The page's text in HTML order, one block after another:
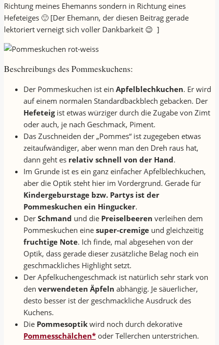
Richtung meines Ehemanns sondern in Richtung eines
Hefeteiges 🙂 [Der Ehemann, der diesen Beitrag gerade
lektoriert verneigt sich voller Dankbarkeit 😉 ]
Beschreibungs des Pommeskuchens:
Der Pommeskuchen ist ein Apfelblechkuchen. Er wird
auf einem normalen Standardbackblech gebacken. Der
Hefeteigist etwas würziger durch die Zugabe von Zimt
oder auch, je nach Geschmack, Piment.
Das Zuschneiden der „Pommes“ ist zugegeben etwas
zeitaufwändiger, aber wenn man den Dreh raus hat,
dann geht es relativ schnell von der Hand.
Im Grunde ist es ein ganz einfacher Apfelblechkuchen,
aber die Optik steht hier im Vordergrund. Gerade für
Kindergeburstage bzw. Partys ist der
Pommeskuchen ein Hingucker.
Der Schmand und die Preiselbeeren verleihen dem
Pommeskuchen eine super-cremige und gleichzeitig
fruchtige Note. Ich finde, mal abgesehen von der
Optik, dass gerade dieser zusätzliche Belag noch ein
geschmackliches Highlight setzt.
Der Apfelkuchengeschmack ist natürlich sehr stark von
den verwendeten Äpfeln abhängig. Je säuerlicher,
desto besser ist der geschmackliche Ausdruck des
Kuchens.
Die Pommesoptik wird noch durch dekorative
Pommesschälchen* oder Tellerchen unterstrichen.